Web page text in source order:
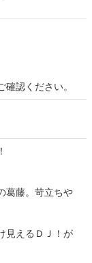
認ください。
葛藤。苛立ちや
見えるＤＪ！が